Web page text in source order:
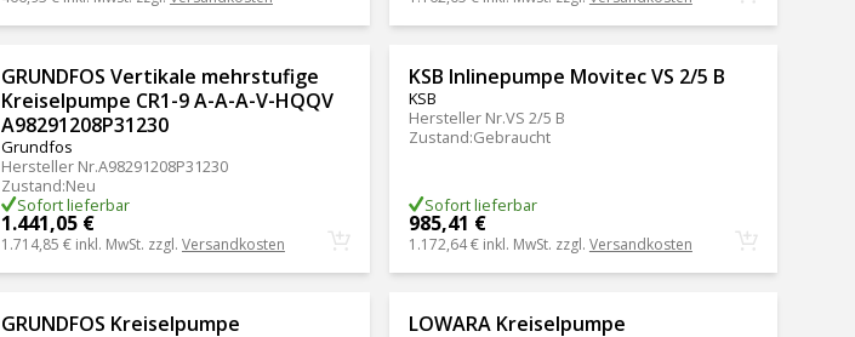
GRUNDFOS Vertikale mehrstufige
Kreiselpumpe CR1-9 A-A-A-V-HQQV
A98291208P31230
Grundfos
Hersteller Nr.A98291208P31230
Zustand:Neu
Sofort lieferbar
1.441,05 €
1.714,85 € inkl. MwSt. zzgl. Versandkosten
KSB Inlinepumpe Movitec VS 2/5 B
KSB
Hersteller Nr.VS 2/5 B
Zustand:Gebraucht
Sofort lieferbar
985,41 €
1.172,64 € inkl. MwSt. zzgl. Versandkosten
GRUNDFOS Kreiselpumpe
LOWARA Kreiselpumpe